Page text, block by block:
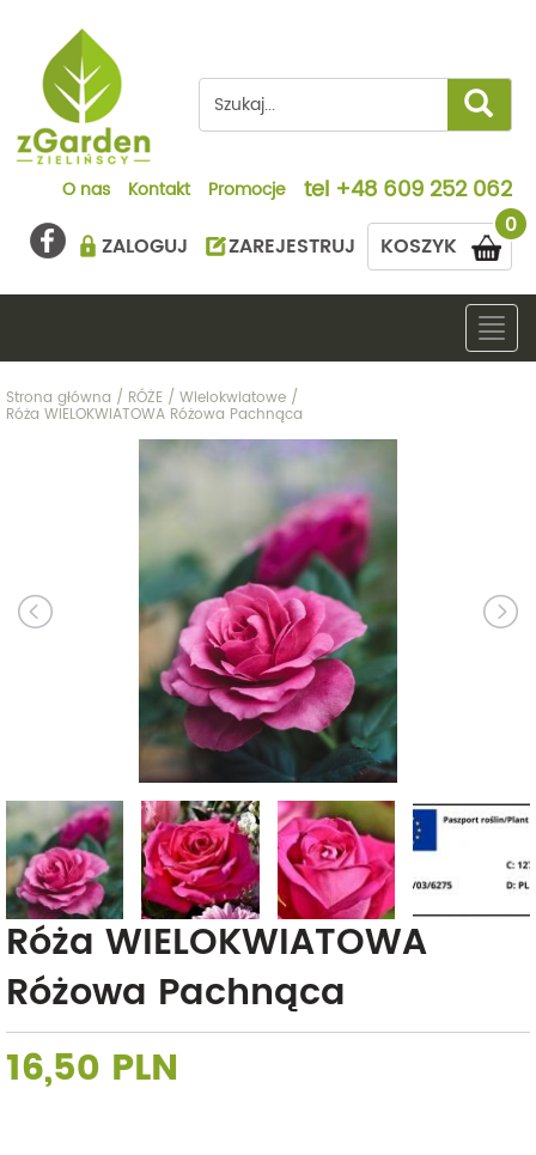
O nas Kontakt Promocje tel +48 609 252 062
0
KOSZYK
ZALOGUJ ZAREJESTRUJ
Strona główna / RÓŻE / Wielokwiatowe /
Róża WIELOKWIATOWA Różowa Pachnąca
Róża WIELOKWIATOWA
Różowa Pachnąca
16,50 PLN